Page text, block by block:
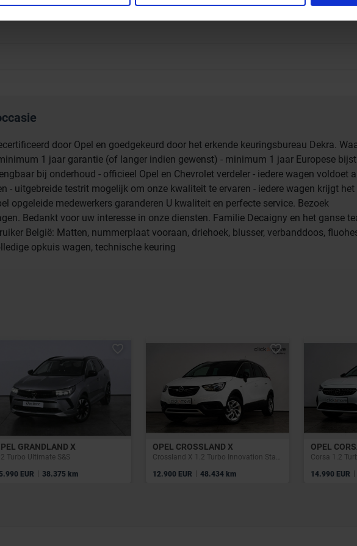
verstrekt of die ze hebben verzameld op basis van uw gebruik van hun
door Opel en goedgekeurd door het erkende keuringsbureau Dekra.
minimum 1 jaar garantie (of langer indien gewenst) - minimum 1 jaar Europese
bij onderhoud - officieel Opel en Chevrolet verdeler - iedere wagen voldoet
- uitgebreide testrit mogelijk om onze kwaliteit te ervaren - iedere wagen krijgt het
opgeleide medewerkers garanderen U kwaliteit en perfecte service. Bezoek
Bedankt voor uw interesse in onze diensten. Familie Decaigny en het ganse
België: Matten, nummerplaat vooraan, driehoek, blusser, verbanddoos,
opkuis wagen, technische keuring
GRANDLAND X
Turbo Ultimate S&S
EUR | 38.375 km
OPEL CROSSLAND X
Crossland X 1.2 Turbo Innovation Start/Stop (EU6.2)
12.900 EUR | 48.434 km
OPEL
Corsa 1.2
14.990 EUR |